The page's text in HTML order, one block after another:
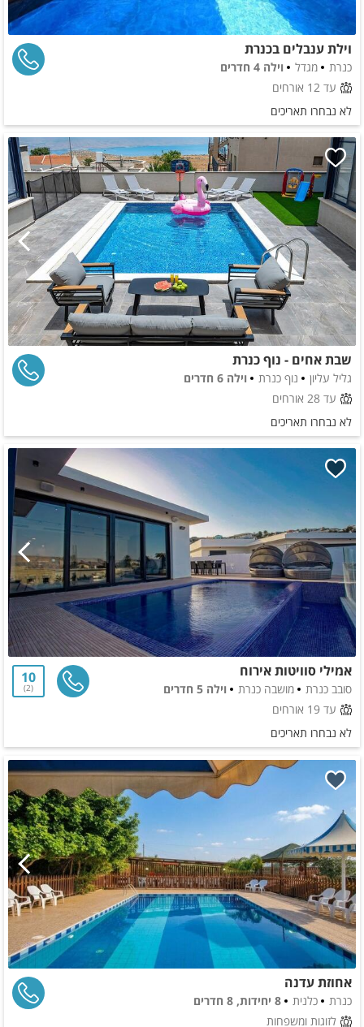
וילת ענבלים בכנרת
כנרת מגדל
וילה 4 חדרים
עד 12 אורחים
לא נבחרו תאריכים
שבת אחים - נוף כנרת
גליל עליון נוף כנרת
וילה 6 חדרים
עד 28 אורחים
לא נבחרו תאריכים
אמילי סוויטות אירוח
סובב כנרת מושבה כנרת
וילה 5 חדרים
עד 19 אורחים
10
2
לא נבחרו תאריכים
אחוזת עדנה
כנרת כלנית
8 יחידות, 8 חדרים
לזוגות ומשפחות